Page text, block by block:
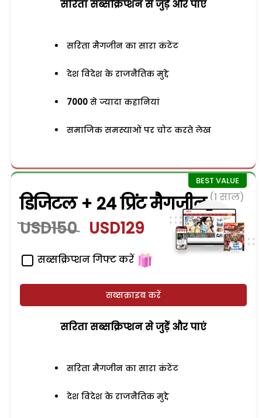
सरिता सब्सक्रिप्शन से जुड़ेें और पाएं
सरिता मैगजीन का सारा कंटेंट
देश विदेश के राजनैतिक मुद्दे
7000 से ज्यादा कहानियां
समाजिक समस्याओं पर चोट करते लेख
डिजिटल + 24 प्रिंट मैगजीन (1 साल)
USD150 USD129
सब्सक्रिप्शन गिफ्ट करें
सब्सक्राइब करें
सरिता सब्सक्रिप्शन से जुड़ेें और पाएं
सरिता मैगजीन का सारा कंटेंट
देश विदेश के राजनैतिक मुद्दे